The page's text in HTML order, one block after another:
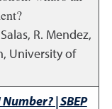
R. Mendez,
University of
| SBEP